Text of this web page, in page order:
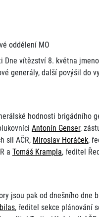
oddělení MO
Dne vítězství 8. května
generály, další povýšil do
hodnosti brigádního
Antonín Genser,
sil AČR, Miroslav Horáček,
a Tomáš Krampla, ředitel
jsou pak od dnešního dne
, ředitel sekce plánování